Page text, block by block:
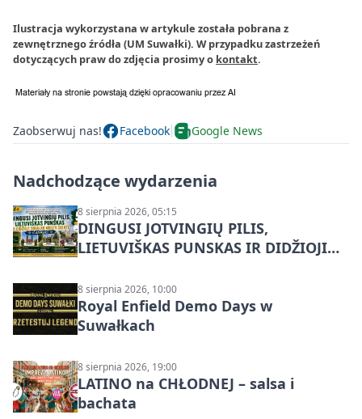
Ilustracja wykorzystana w artykule została pobrana z
zewnętrznego źródła (UM Suwałki). W przypadku zastrzeżeń
dotyczących praw do zdjęcia prosimy o kontakt.
Zaobserwuj nas! Facebook Google News
Nadchodzące wydarzenia
8 sierpnia 2026, 05:15
DINGUSI JOTVINGIŲ PILIS,
LIETUVIŠKAS PUNSKAS IR DIDŽIOJI
DZŪKIJOS – jednodienė kelionė
8 sierpnia 2026, 10:00
Royal Enfield Demo Days w
Suwałkach
8 sierpnia 2026, 19:00
LATINO na CHŁODNEJ – salsa i
bachata